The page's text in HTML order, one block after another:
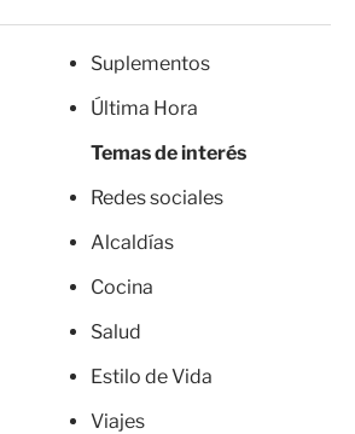
Suplementos
Última Hora
Temas de interés
Redes sociales
Alcaldías
Cocina
Salud
Estilo de Vida
Viajes